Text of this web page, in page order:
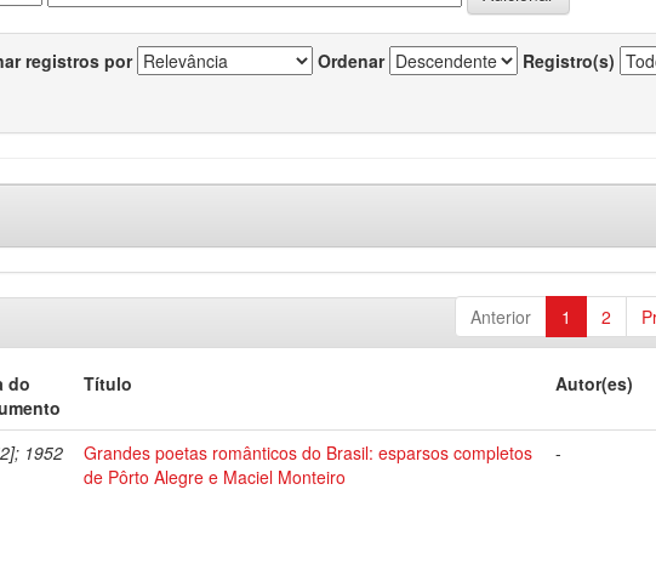
registros por Ordenar Registro(s)
Anterior 1 2
do
Título Autor(es)
1952
Grandes poetas românticos do Brasil: esparsos completos
de Pôrto Alegre e Maciel Monteiro
-